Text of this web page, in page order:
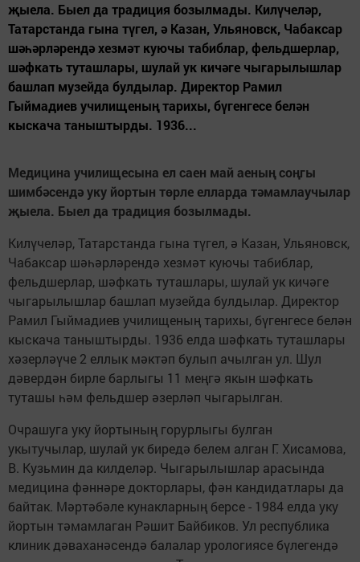
җыела. Быел да традиция бозылмады. Килүчеләр,
Татарстанда гына түгел, ә Казан, Ульяновск, Чабаксар
шәһәрләрендә хезмәт куючы табиблар, фельдшерлар,
шәфкать туташлары, шулай ук кичәге чыгарылышлар
башлап музейда булдылар. Директор Рамил
Гыймадиев училищеның тарихы, бүгенгесе белән
кыскача таныштырды. 1936...
Медицина училищесына ел саен май аеның соңгы
шимбәсендә уку йортын төрле елларда тәмамлаучылар
җыела. Быел да традиция бозылмады.
Килүчеләр, Татарстанда гына түгел, ә Казан, Ульяновск,
Чабаксар шәһәрләрендә хезмәт куючы табиблар,
фельдшерлар, шәфкать туташлары, шулай ук кичәге
чыгарылышлар башлап музейда булдылар. Директор
Рамил Гыймадиев училищеның тарихы, бүгенгесе белән
кыскача таныштырды. 1936 елда шәфкать туташлары
хәзерләүче 2 еллык мәктәп булып ачылган ул. Шул
дәвердән бирле барлыгы 11 меңгә якын шәфкать
туташы һәм фельдшер әзерләп чыгарылган.
Очрашуга уку йортының горурлыгы булган
укытучылар, шулай ук биредә белем алган Г. Хисамова,
В. Кузьмин да килделәр. Чыгарылышлар арасында
медицина фәннәре докторлары, фән кандидатлары да
байтак. Мәртәбәле кунакларның берсе - 1984 елда уку
йортын тәмамлаган Рәшит Байбиков. Ул республика
клиник дәваханәсендә балалар урологиясе бүлегендә